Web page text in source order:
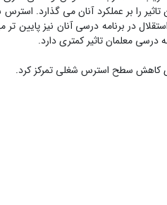
در برنامه درسی آنان نیز پایین
کاهش سطح استرس شغلی تمرکز کرد.